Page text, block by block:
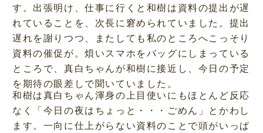
す。出張明け、仕事に行くと和樹は資料の提出が遅
れていることを、次長に窘められていました。提出
遅れを謝りつつ、またしても私のところへこっそり
資料の催促が。煩いスマホをバッグにしまっている
ところで、真白ちゃんが和樹に接近し、今日の予定
を期待の眼差しで聞いていました。
和樹は真白ちゃん渾身の上目使いにもほとんど反応
なく「今日の夜はちょっと・・・ごめん」とかわし
ます。一向に仕上がらない資料のことで頭がいっぱ